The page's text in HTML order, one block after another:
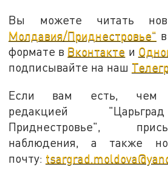
Вы можете читать
Молдавия/Приднестровье"
формате в Вконтакте и
подписывайте на наш
Если вам есть, чем
редакцией
Приднестровье",
наблюдения, а также
почту: